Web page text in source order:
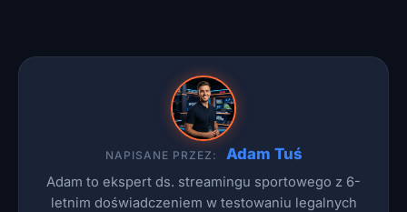
NAPISANE PRZEZ: Adam Tuś
Adam to ekspert ds. streamingu sportowego z 6-
letnim doświadczeniem w testowaniu legalnych